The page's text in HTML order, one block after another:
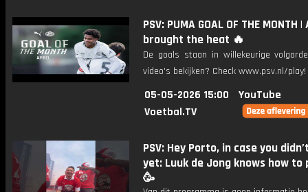
PSV: PUMA GOAL OF THE MONTH
brought the heat 🔥
De goals staan in willekeurige
video's bekijken? Check www.psv.nl/
05-05-2026 15:00
YouTube
Voetbal.TV
PSV: Hey Porto, in case you
yet: Luuk de Jong knows how to
🥳